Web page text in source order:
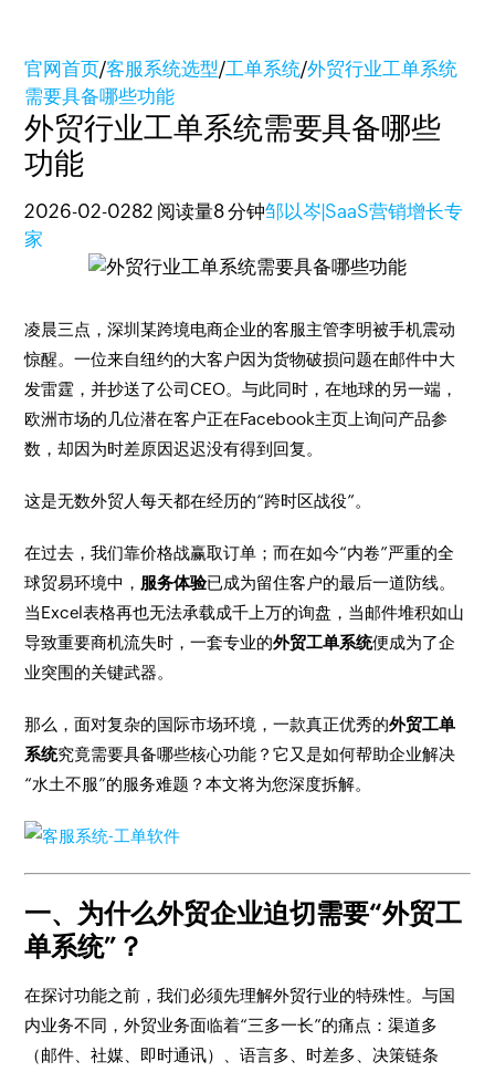
官网首页/客服系统选型/工单系统/外贸行业工单系统
需要具备哪些功能
外贸行业工单系统需要具备哪些
功能
2026-02-0282 阅读量8 分钟邹以岑|SaaS营销增长专
家
凌晨三点，深圳某跨境电商企业的客服主管李明被手机震动
惊醒。一位来自纽约的大客户因为货物破损问题在邮件中大
发雷霆，并抄送了公司CEO。与此同时，在地球的另一端，
欧洲市场的几位潜在客户正在Facebook主页上询问产品参
数，却因为时差原因迟迟没有得到回复。
这是无数外贸人每天都在经历的“跨时区战役”。
在过去，我们靠价格战赢取订单；而在如今“内卷”严重的全
球贸易环境中， 服务体验已成为留住客户的最后一道防线。
当Excel表格再也无法承载成千上万的询盘，当邮件堆积如山
导致重要商机流失时，一套专业的外贸工单系统便成为了企
业突围的关键武器。
那么，面对复杂的国际市场环境，一款真正优秀的外贸工单
系统究竟需要具备哪些核心功能？它又是如何帮助企业解决
“水土不服”的服务难题？本文将为您深度拆解。
一、为什么外贸企业迫切需要“外贸工
单系统”？
在探讨功能之前，我们必须先理解外贸行业的特殊性。与国
内业务不同，外贸业务面临着“三多一长”的痛点：渠道多
（邮件、社媒、即时通讯）、语言多、时差多、决策链条